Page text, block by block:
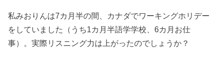
私みおりんは7カ月半の間、カナダでワーキングホリデー
をしていました（うち1カ月半語学学校、6カ月お仕
事）。実際リスニング力は上がったのでしょうか？